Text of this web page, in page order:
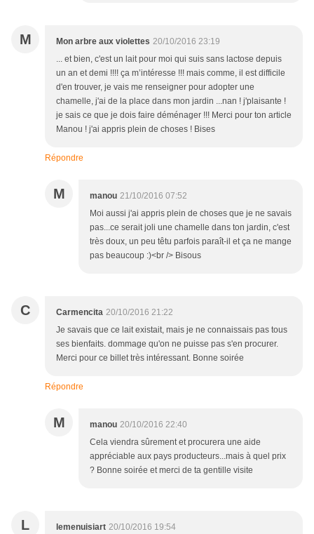
M Mon arbre aux violettes 20/10/2016 23:19
... et bien, c'est un lait pour moi qui suis sans lactose depuis
un an et demi !!!! ça m’intéresse !!! mais comme, il est difficile
d'en trouver, je vais me renseigner pour adopter une
chamelle, j'ai de la place dans mon jardin ...nan ! j'plaisante !
je sais ce que je dois faire déménager !!! Merci pour ton article
Manou ! j'ai appris plein de choses ! Bises
Répondre
M manou 21/10/2016 07:52
Moi aussi j'ai appris plein de choses que je ne savais
pas...ce serait joli une chamelle dans ton jardin, c'est
très doux, un peu têtu parfois paraît-il et ça ne mange
pas beaucoup :)<br /> Bisous
C Carmencita 20/10/2016 21:22
Je savais que ce lait existait, mais je ne connaissais pas tous
ses bienfaits. dommage qu'on ne puisse pas s'en procurer.
Merci pour ce billet très intéressant. Bonne soirée
Répondre
M manou 20/10/2016 22:40
Cela viendra sûrement et procurera une aide
appréciable aux pays producteurs...mais à quel prix
? Bonne soirée et merci de ta gentille visite
L lemenuisiart 20/10/2016 19:54